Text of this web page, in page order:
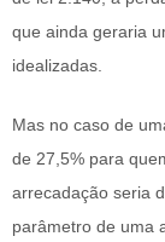
que ainda geraria
idealizadas.
Mas no caso de
de 27,5% para
arrecadação seria
parâmetro de uma